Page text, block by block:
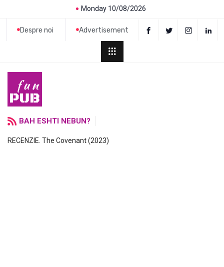
Monday 10/08/2026
Despre noi Advertisement
BAH ESHTI NEBUN?
RECENZIE. The Covenant (2023)